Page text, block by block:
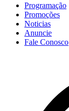
Programação
Promoções
Noticias
Anuncie
Fale Conosco